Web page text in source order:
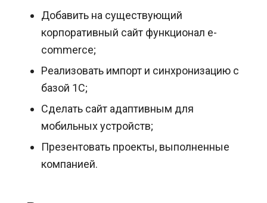
Добавить на существующий
корпоративный сайт функционал e-
commerce;
Реализовать импорт и синхронизацию с
базой 1С;
Сделать сайт адаптивным для
мобильных устройств;
Презентовать проекты, выполненные
компанией.